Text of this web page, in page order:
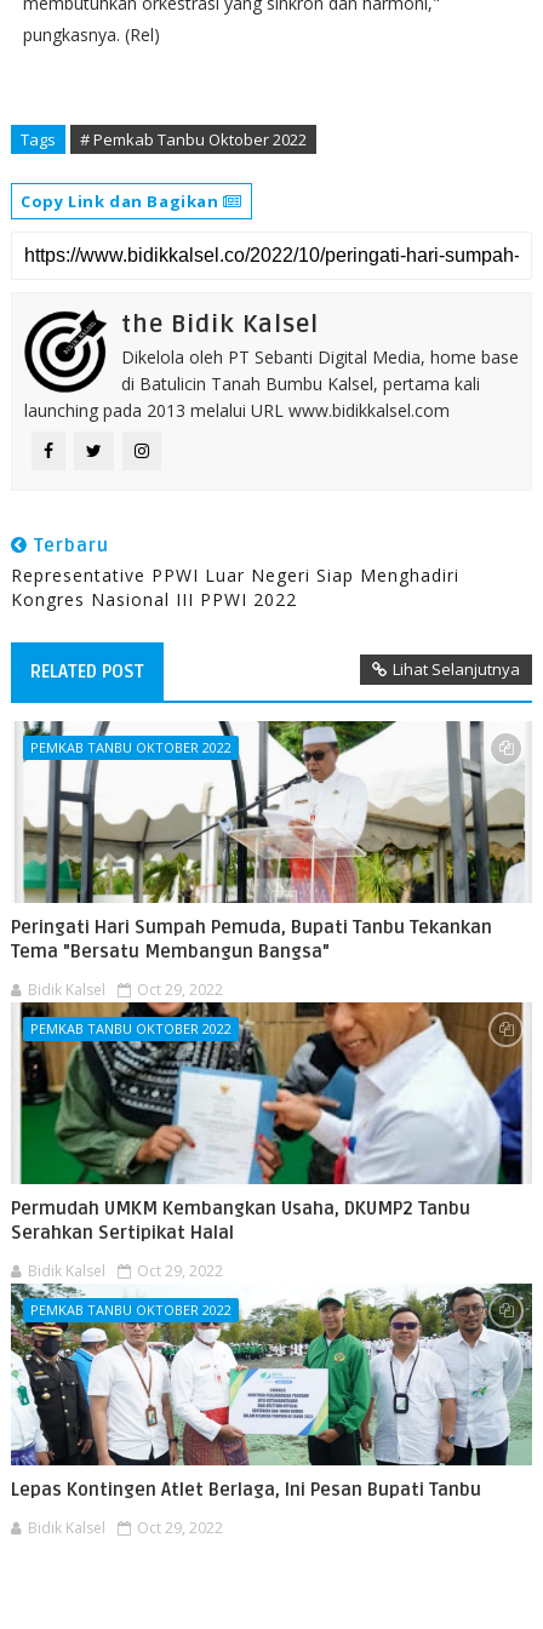
pungkasnya. (Rel)
Tags # Pemkab Tanbu Oktober 2022
Copy Link dan Bagikan
the Bidik Kalsel
Dikelola oleh PT Sebanti Digital Media, home base
di Batulicin Tanah Bumbu Kalsel, pertama kali
launching pada 2013 melalui URL www.bidikkalsel.com
Terbaru
Representative PPWI Luar Negeri Siap Menghadiri
Kongres Nasional III PPWI 2022
RELATED POST Lihat Selanjutnya
PEMKAB TANBU OKTOBER 2022
Peringati Hari Sumpah Pemuda, Bupati Tanbu Tekankan
Tema "Bersatu Membangun Bangsa"
Bidik Kalsel Oct 29, 2022
PEMKAB TANBU OKTOBER 2022
Permudah UMKM Kembangkan Usaha, DKUMP2 Tanbu
Serahkan Sertipikat Halal
Bidik Kalsel Oct 29, 2022
PEMKAB TANBU OKTOBER 2022
Lepas Kontingen Atlet Berlaga, Ini Pesan Bupati Tanbu
Bidik Kalsel Oct 29, 2022